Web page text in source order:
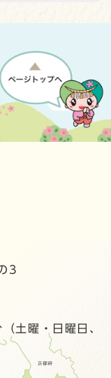
3
土曜・日曜日、